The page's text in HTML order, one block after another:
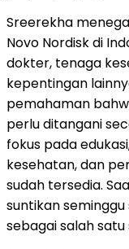
Sreerekha
Novo Nordisk di
dokter, tenaga
kepentingan
pemahaman
perlu ditangani
fokus pada
kesehatan, dan
sudah tersedia.
suntikan
sebagai salah satu